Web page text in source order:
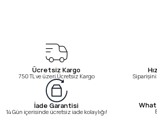
Ücretsiz Kargo
750 TL ve üzeri Ücretsiz Kargo
İade Garantisi
14 Gün içerisinde ücretsiz iade kolaylığı!